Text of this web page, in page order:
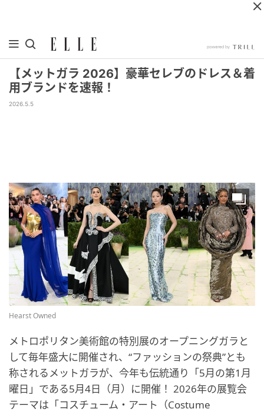
【メットガラ 2026】豪華セレブのドレス＆着
用ブランドを速報！
2026.5.5
Hearst Owned
メトロポリタン美術館の特別展のオープニングガラと
して毎年盛大に開催され、“ファッションの祭典”とも
称されるメットガラが、今年も伝統通り「5月の第1月
曜日」である5月4日（月）に開催！ 2026年の展覧会
テーマは「コスチューム・アート（Costume